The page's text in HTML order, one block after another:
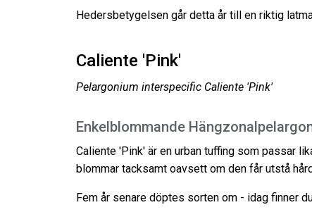
Hedersbetygelsen går detta år till en riktig
Caliente 'Pink'
Pelargonium interspecific Caliente 'Pink'
Enkelblommande
Caliente 'Pink' är en urban tuffing som passar
blommar tacksamt oavsett om den får utstå
Fem år senare döptes sorten om - idag finner